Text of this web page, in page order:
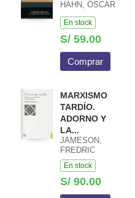
HAHN, ÓSCAR
En stock
S/ 59.00
Comprar
MARXISMO
TARDÍO.
ADORNO Y
LA...
JAMESON,
FREDRIC
En stock
S/ 90.00